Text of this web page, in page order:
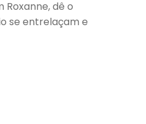
dê o
se entrelaçam e